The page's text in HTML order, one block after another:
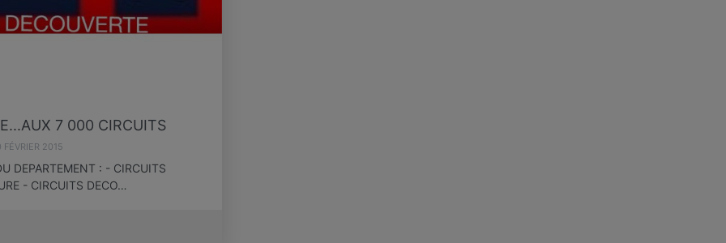
7 000 CIRCUITS
FÉVRIER 2015
DEPARTEMENT : - CIRCUITS
- CIRCUITS DECO…